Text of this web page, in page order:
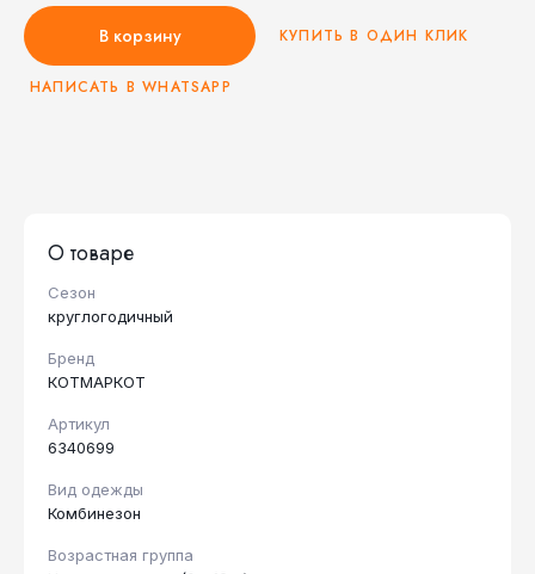
В корзину КУПИТЬ В ОДИН КЛИК
НАПИСАТЬ В WHATSAPP
О товаре
Сезон
круглогодичный
Бренд
КОТМАРКОТ
Артикул
6340699
Вид одежды
Комбинезон
Возрастная группа